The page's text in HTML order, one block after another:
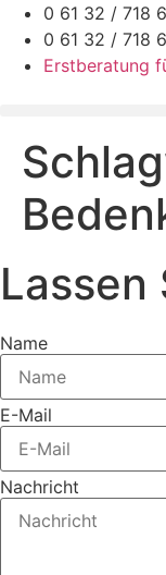
Zum
Inhalt
springen
0 61 32 / 718
0 61 32 / 718
Erstberatung
Lassen
Name
E-Mail
Nachricht